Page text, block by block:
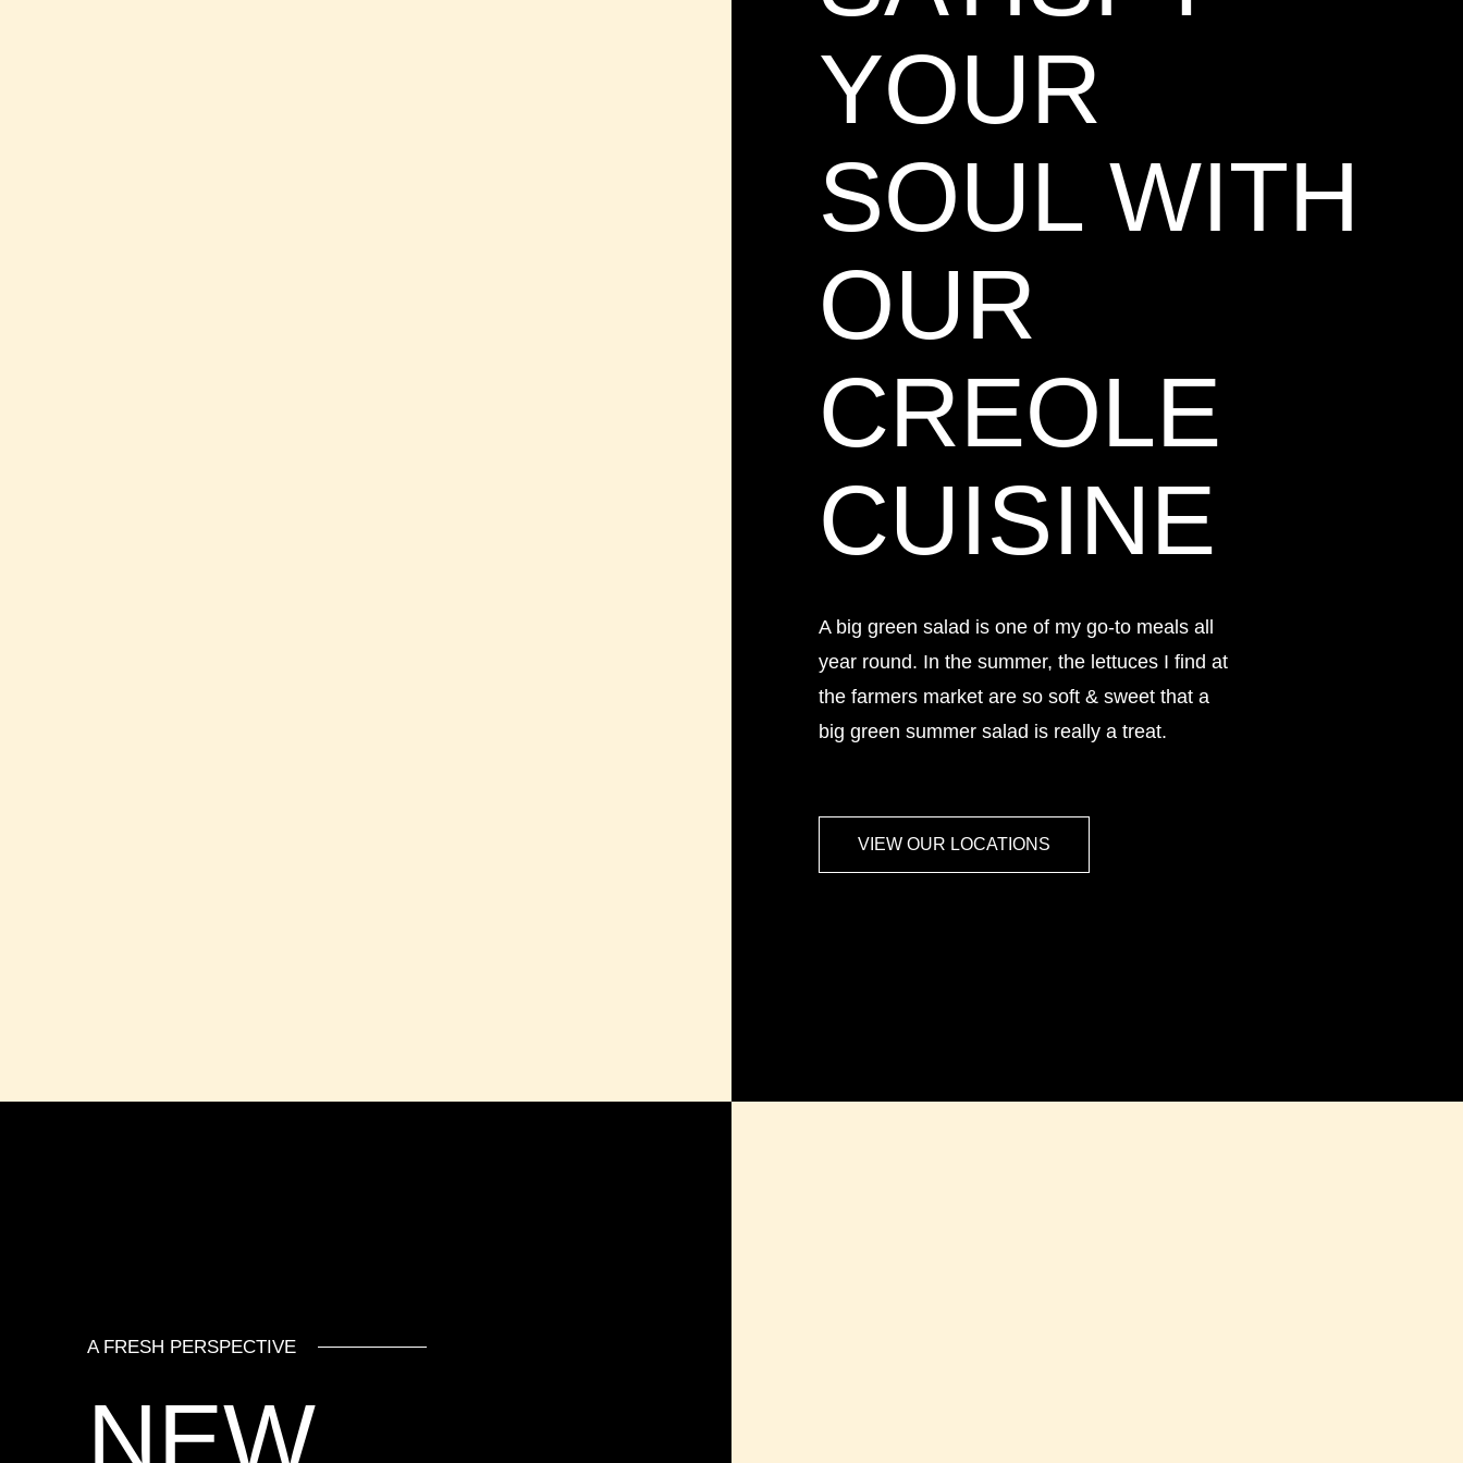
YOUR
SOUL WITH
OUR
CREOLE
CUISINE
A big green salad is one of my go-to meals all
year round. In the summer, the lettuces I find at
the farmers market are so soft & sweet that a
big green summer salad is really a treat.
VIEW OUR LOCATIONS
A FRESH PERSPECTIVE
NEW